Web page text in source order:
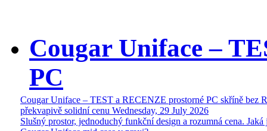
Cougar Uniface –
PC
Cougar Uniface – TEST a RECENZE prostorné PC skříně bez
překvapivě solidní cenu Wednesday, 29 July 2026
Slušný prostor, jednoduchý funkční design a rozumná cena. Jaká